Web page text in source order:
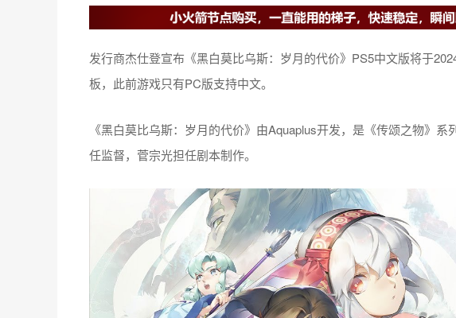
发行商杰仕登宣布《黑白莫比乌斯：岁月的代价》PS5中文版将于
板，此前游戏只有PC版支持中文。
《黑白莫比乌斯：岁月的代价》由Aquaplus开发，是《传颂之物》
任监督，菅宗光担任剧本制作。